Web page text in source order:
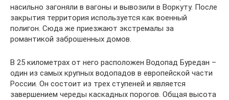
насильно загоняли в вагоны и вывозили в Воркуту. После
закрытия территория используется как военный
полигон. Сюда же приезжают экстремалы за
романтикой заброшенных домов.
В 25 километрах от него расположен Водопад Буредан –
один из самых крупных водопадов в европейской части
России. Он состоит из трех ступеней и является
завершением череды каскадных порогов. Общая высота